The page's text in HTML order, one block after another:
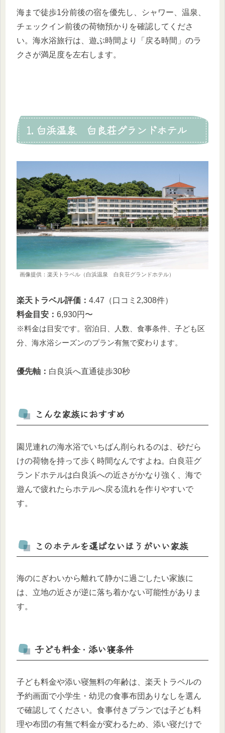
海まで徒歩1分前後の宿を優先し、シャワー、温泉、
チェックイン前後の荷物預かりを確認してくださ
い。海水浴旅行は、遊ぶ時間より「戻る時間」のラ
クさが満足度を左右します。
1. 白浜温泉 白良荘グランドホテル
画像提供：楽天トラベル（白浜温泉 白良荘グランドホテル）
楽天トラベル評価： 4.47（口コミ2,308件）
料金目安： 6,930円〜
※料金は目安です。宿泊日、人数、食事条件、子ども区
分、海水浴シーズンのプラン有無で変わります。
優先軸： 白良浜へ直通徒歩30秒
こんな家族におすすめ
園児連れの海水浴でいちばん削られるのは、砂だら
けの荷物を持って歩く時間なんですよね。白良荘グ
ランドホテルは白良浜への近さがかなり強く、海で
遊んで疲れたらホテルへ戻る流れを作りやすいで
す。
このホテルを選ばないほうがいい家族
海のにぎわいから離れて静かに過ごしたい家族に
は、立地の近さが逆に落ち着かない可能性がありま
す。
子ども料金・添い寝条件
子ども料金や添い寝無料の年齢は、楽天トラベルの
予約画面で小学生・幼児の食事布団ありなしを選ん
で確認してください。食事付きプランでは子ども料
理や布団の有無で料金が変わるため、添い寝だけで